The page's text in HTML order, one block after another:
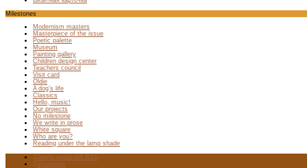
Milestones
Modernism masters
Masterpiece of the issue
Poetic palette
Museum
Painting gallery
Children design center
Teachers council
Visit card
Oldie
A dog’s life
Classics
Hello, music!
Our projects
No milestone
We write in prose
White square
Who are you?
Reading under the lamp shade
Лента новостей RSS
Vkontakte